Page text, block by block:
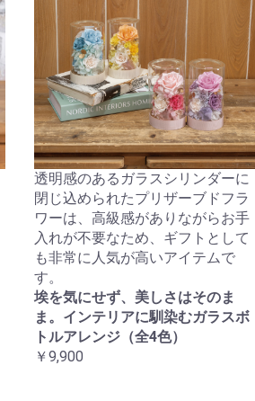
透明感のあるガラスシリンダーに
閉じ込められたプリザーブドフラ
ワーは、高級感がありながらお手
入れが不要なため、ギフトとして
も非常に人気が高いアイテムで
す。
埃を気にせず、美しさはそのま
ま。インテリアに馴染むガラスボ
トルアレンジ（全4色）
￥9,900